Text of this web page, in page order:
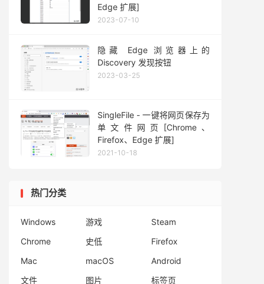
Edge 扩展]
2023-07-10
隐藏 Edge 浏览器上的
Discovery 发现按钮
2023-03-25
SingleFile - 一键将网页保存为
单文件网页[Chrome、
Firefox、Edge 扩展]
2021-10-18
热门分类
Windows 游戏
Steam
Chrome
史低
Firefox
Mac
macOS
Android
文件
图片 标签页